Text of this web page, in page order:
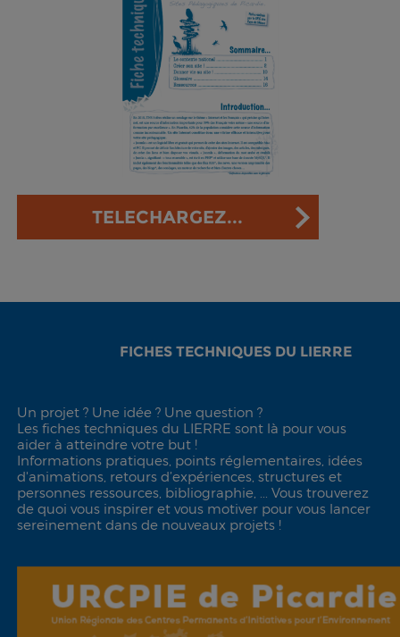
TELECHARGEZ...
FICHES TECHNIQUES DU LIERRE
Un projet ? Une idée ? Une question ?
Les fiches techniques du LIERRE sont là pour vous
aider à atteindre votre but !
Informations pratiques, points réglementaires, idées
d'animations, retours d’expériences, structures et
personnes ressources, bibliographie, ... Vous trouverez
de quoi vous inspirer et vous motiver pour vous lancer
sereinement dans de nouveaux projets !